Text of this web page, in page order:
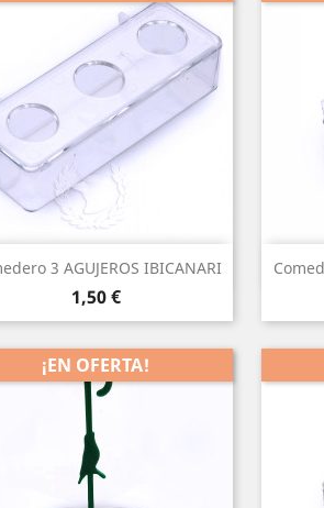
3 AGUJEROS IBICANARI
Precio
1,50 €
Vista rápida
¡EN OFERTA!